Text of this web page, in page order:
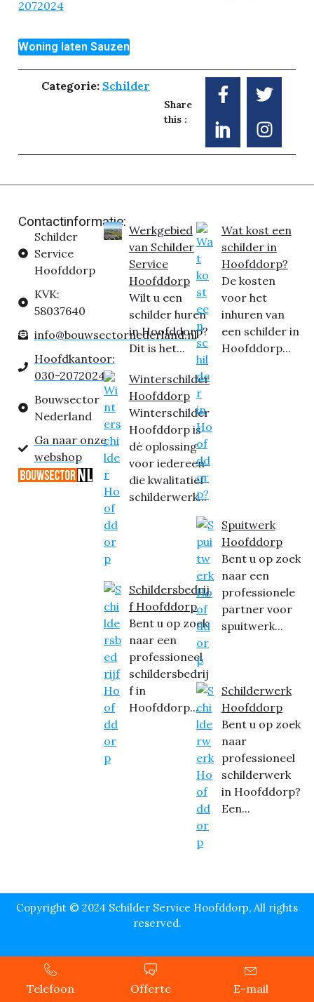
2072024
Woning laten Sauzen
Categorie: Schilder
Share
this :
Contactinformatie:
Schilder
Service
Hoofddorp
KVK:
58037640
info@bouwsectornederland.nl
Hoofdkantoor:
030-2072024
Bouwsector
Nederland
Ga naar onze
webshop
Werkgebied
van Schilder
Service
Hoofddorp
Wilt u een
schilder huren
in Hoofddorp?
Dit is het...
Winterschilder
Hoofddorp
Winterschilder
Hoofddorp is
dé oplossing
voor iedereen
die kwalitatief
schilderwerk...
Schildersbedrij
f Hoofddorp
Bent u op zoek
naar een
professioneel
schildersbedrij
f in
Hoofddorp...
Wat kost een
schilder in
Hoofddorp?
De kosten
voor het
inhuren van
een schilder in
Hoofddorp...
Spuitwerk
Hoofddorp
Bent u op zoek
naar een
professionele
partner voor
spuitwerk...
Schilderwerk
Hoofddorp
Bent u op zoek
naar
professioneel
schilderwerk
in Hoofddorp?
Een...
Copyright © 2024 Schilder Service Hoofddorp, All rights
reserved.
Telefoon Offerte E-mail